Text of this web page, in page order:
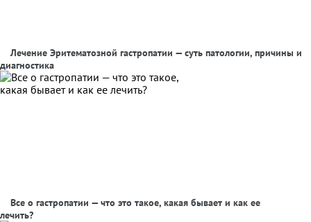
Лечение Эритематозной гастропатии — суть патологии, причины и
диагностика
Все о гастропатии — что это такое, какая бывает и как ее
лечить?